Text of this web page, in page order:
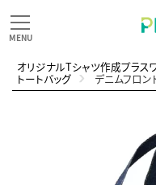
オリジナルTシャツ作成プラス
トートバッグ デニムフロン